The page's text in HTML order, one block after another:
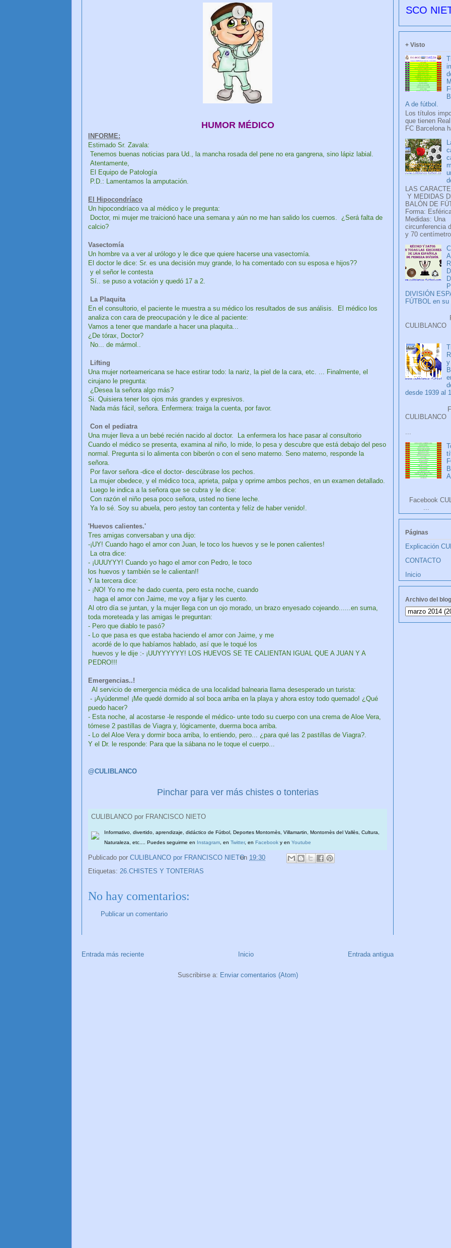
HUMOR MÉDICO
INFORME:
Estimado Sr. Zavala:
Tenemos buenas noticias para Ud., la mancha rosada del pene no era gangrena, sino lápiz labial.
Atentamente,
El Equipo de Patología
P.D.: Lamentamos la amputación.
El Hipocondríaco
Un hipocondríaco va al médico y le pregunta:
Doctor, mi mujer me traicionó hace una semana y aún no me han salido los cuernos. ¿Será falta de
calcio?
Vasectomía
Un hombre va a ver al urólogo y le dice que quiere hacerse una vasectomía.
El doctor le dice: Sr. es una decisión muy grande, lo ha comentado con su esposa e hijos??
y el señor le contesta
Sí.. se puso a votación y quedó 17 a 2.
La Plaquita
En el consultorio, el paciente le muestra a su médico los resultados de sus análisis. El médico los
analiza con cara de preocupación y le dice al paciente:
Vamos a tener que mandarle a hacer una plaquita...
¿De tórax, Doctor?
No... de mármol..
Lifting
Una mujer norteamericana se hace estirar todo: la nariz, la piel de la cara, etc. ... Finalmente, el
cirujano le pregunta:
¿Desea la señora algo más?
Si. Quisiera tener los ojos más grandes y expresivos.
Nada más fácil, señora. Enfermera: traiga la cuenta, por favor.
Con el pediatra
Una mujer lleva a un bebé recién nacido al doctor. La enfermera los hace pasar al consultorio
Cuando el médico se presenta, examina al niño, lo mide, lo pesa y descubre que está debajo del peso
normal. Pregunta si lo alimenta con biberón o con el seno materno. Seno materno, responde la
señora.
Por favor señora -dice el doctor- descúbrase los pechos.
La mujer obedece, y el médico toca, aprieta, palpa y oprime ambos pechos, en un examen detallado.
Luego le indica a la señora que se cubra y le dice:
Con razón el niño pesa poco señora, usted no tiene leche.
Ya lo sé. Soy su abuela, pero ¡estoy tan contenta y felíz de haber venido!.
'Huevos calientes.'
Tres amigas conversaban y una dijo:
-¡UY! Cuando hago el amor con Juan, le toco los huevos y se le ponen calientes!
La otra dice:
- ¡UUUYYY! Cuando yo hago el amor con Pedro, le toco
los huevos y también se le calientan!!
Y la tercera dice:
- ¡NO! Yo no me he dado cuenta, pero esta noche, cuando
haga el amor con Jaime, me voy a fijar y les cuento.
Al otro día se juntan, y la mujer llega con un ojo morado, un brazo enyesado cojeando......en suma,
toda moreteada y las amigas le preguntan:
- Pero que diablo te pasó?
- Lo que pasa es que estaba haciendo el amor con Jaime, y me
acordé de lo que habíamos hablado, así que le toqué los
huevos y le dije :- ¡UUYYYYYY! LOS HUEVOS SE TE CALIENTAN IGUAL QUE A JUAN Y A
PEDRO!!!
Emergencias..!
Al servicio de emergencia médica de una localidad balnearia llama desesperado un turista:
- ¡Ayúdenme! ¡Me quedé dormido al sol boca arriba en la playa y ahora estoy todo quemado! ¿Qué
puedo hacer?
- Esta noche, al acostarse -le responde el médico- unte todo su cuerpo con una crema de Aloe Vera,
tómese 2 pastillas de Viagra y, lógicamente, duerma boca arriba.
- Lo del Aloe Vera y dormir boca arriba, lo entiendo, pero... ¿para qué las 2 pastillas de Viagra?.
Y el Dr. le responde: Para que la sábana no le toque el cuerpo...
@CULIBLANCO
Pinchar para ver más chistes o tonterias
CULIBLANCO por FRANCISCO NIETO
Informativo, divertido, aprendizaje, didáctico de Fútbol, Deportes Montornès, Villamartin, Montornès del Vallès, Cultura,
Naturaleza, etc.... Puedes seguirme en Instagram , en Twitter, en Facebook y en Youtube
Publicado por CULIBLANCO por FRANCISCO NIETO
en 19:30
Etiquetas: 26.CHISTES Y TONTERIAS
No hay comentarios:
Publicar un comentario
Entrada más reciente Entrada antigua
Inicio
Suscribirse a: Enviar comentarios (Atom)
CULIBLANCO por FRANCISCO NIETO
+ Visto
A de fútbol.
Los títulos
que tienen
FC Barcelona
LAS
Y MEDIDAS
BALÓN DE
Forma:
Medidas: Una
circunferencia
y 70
DIVISIÓN
FÚTBOL en su
y
desde 1939 al
Facebook
...
Páginas
Explicación
CONTACTO
Inicio
Archivo del blog